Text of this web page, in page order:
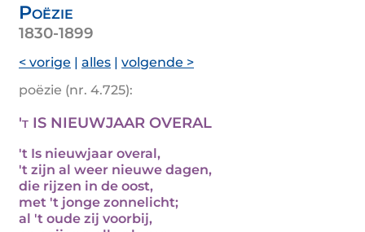
Poëzie
1830-1899
< vorige | alles | volgende >
poëzie (nr. 4.725):
't IS NIEUWJAAR OVERAL
't Is nieuwjaar overal,
't zijn al weer nieuwe dagen,
die rijzen in de oost,
met 't jonge zonnelicht;
al 't oude zij voorbij,